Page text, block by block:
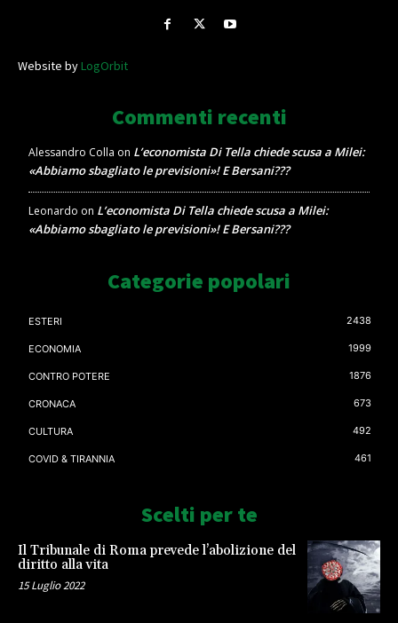
Website byLogOrbit
Commenti recenti
Alessandro Colla on L’economista Di Tella chiede scusa a Milei:
«Abbiamo sbagliato le previsioni»! E Bersani???
Leonardo on L’economista Di Tella chiede scusa a Milei:
«Abbiamo sbagliato le previsioni»! E Bersani???
Categorie popolari
ESTERI 2438
ECONOMIA 1999
CONTRO POTERE 1876
CRONACA 673
CULTURA 492
COVID & TIRANNIA 461
Scelti per te
Il Tribunale di Roma prevede l’abolizione del
diritto alla vita
15 Luglio 2022